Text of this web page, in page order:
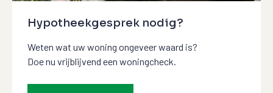
Hypotheekgesprek nodig?
Weten wat uw woning ongeveer waard is?
Doe nu vrijblijvend een woningcheck.